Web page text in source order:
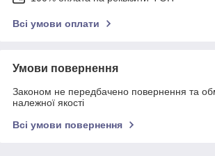
Всі умови оплати
Умови повернення
Законом не передбачено повернення та
належної якості
Всі умови повернення